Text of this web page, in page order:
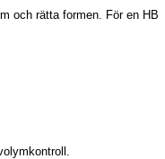
och rätta formen. För en HB